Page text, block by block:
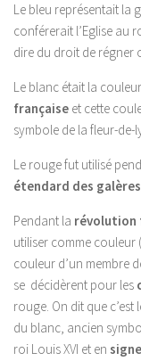
Le bleu représentait la
conférerait l’Eglise au
dire du droit de régner
Le blanc était la
française et cette
symbole de la fleur-de-
Le rouge fut utilisé
étendard des
Pendant la révolution
utiliser comme couleur
couleur d’un membre
se décidèrent pour les
rouge. On dit que c’est
du blanc, ancien
roi Louis XVI et en